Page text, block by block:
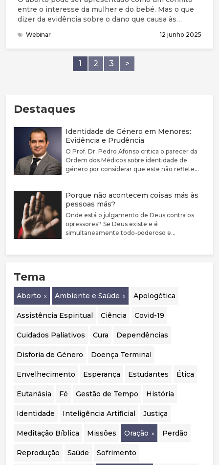
entre o interesse da mulher e do bebé. Mas o que
dizer da evidência sobre o dano que causa às
Webinar 12 junho 2025
1 2 3 >
Destaques
Identidade de Género em Menores:
Evidência e Prudência
O Prof. Dr. Pedro Afonso critica o parecer da
Ordem dos Médicos sobre identidade de
género por considerar que este não reflete
Defende que a disforia de género deve ser
encarada como uma condição médica
associada a sofrimento e sublinha a elevada
prevalência de comorbilidades psiquiátricas
nestes jovens. Argumenta que a evidência
o acompanhamento psicológico. Por fim,
considera essencial realizar uma auditoria
avaliar a segurança, eficácia e qualidade das
Porque não acontecem coisas más às
pessoas más?
Onde está o julgamento de Deus contra os
opressores? Se Deus existe e é
simultaneamente todo-poderoso e
Tema
Aborto Ambiente e Saúde Apologética
Assistência Espiritual Ciência Covid-19
Cuidados Paliativos Cura Dependências
Disforia de Género Doença Terminal
Envelhecimento Esperança Estudantes Ética
Eutanásia Fé Gestão de Tempo História
Identidade Inteligência Artificial Justiça
Meditação Bíblica Missões Oração Perdão
Reprodução Saúde Sofrimento